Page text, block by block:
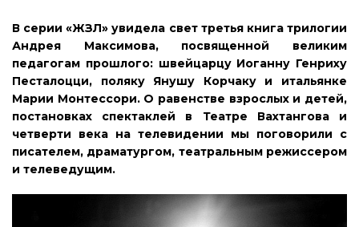
В серии «ЖЗЛ» увидела свет третья книга трилогии
Андрея Максимова, посвященной великим
педагогам прошлого: швейцарцу Иоганну Генриху
Песталоцци, поляку Янушу Корчаку и итальянке
Марии Монтессори. О равенстве взрослых и детей,
постановках спектаклей в Театре Вахтангова и
четверти века на телевидении мы поговорили с
писателем, драматургом, театральным режиссером
и телеведущим.